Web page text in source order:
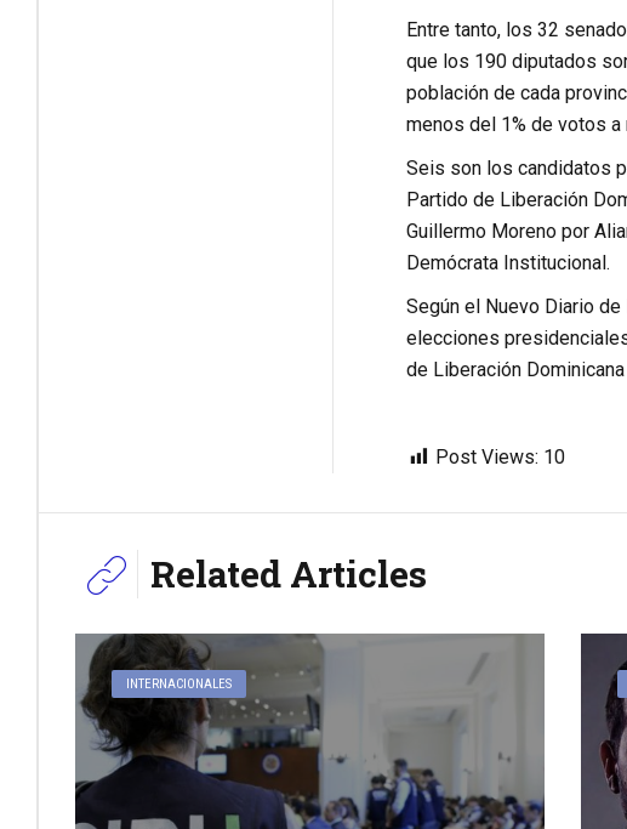
Entre tanto, los 32
que los 190 diputados
población de cada
menos del 1% de votos a
Seis son los candidatos
Partido de Liberación
Guillermo Moreno por
Demócrata Institucional.
Según el Nuevo Diario
elecciones
de Liberación
Post Views: 10
Related Articles
INTERNACIONALES